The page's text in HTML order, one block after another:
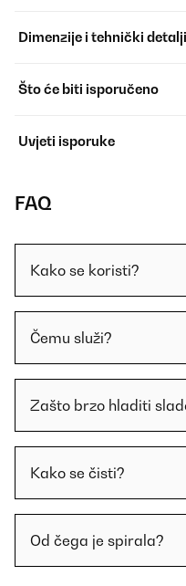
Dimenzije i tehnički detalji
Što će biti isporučeno
Uvjeti isporuke
FAQ
Kako se koristi?
Čemu služi?
Zašto brzo hladiti
Kako se čisti?
Od čega je spirala?